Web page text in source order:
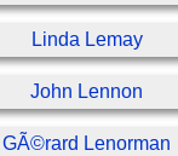
Linda Lemay
John Lennon
GÃ©rard Lenorman